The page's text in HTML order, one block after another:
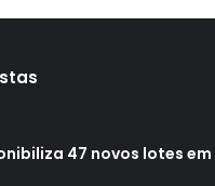
47 novos lotes em